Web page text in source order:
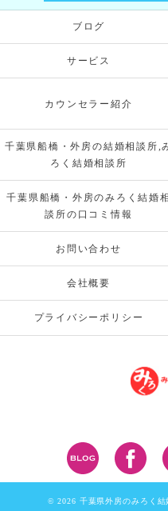
ブログ
サービス
カウンセラー紹介
千葉県船橋・外房の結婚相談所,
ろく結婚相談所
千葉県船橋・外房のみろく結婚相
談所の口コミ情報
お問い合わせ
会社概要
プライバシーポリシー
© 2026 千葉県外房のみろく